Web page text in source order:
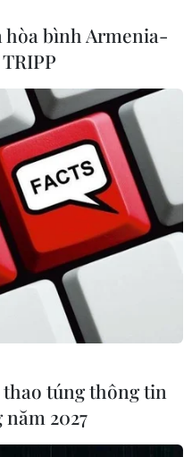
hòa bình Armenia-
thao túng thông tin
2027